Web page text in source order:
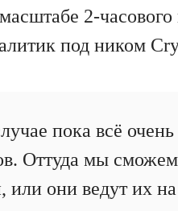
2-
под ником
пока всё
Оттуда мы
или они ведут их